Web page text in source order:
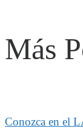
Más
Conozca en el